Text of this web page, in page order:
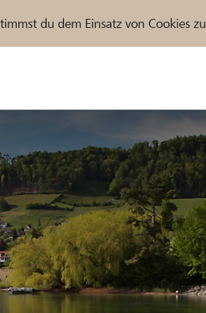
du dem Einsatz von Cookies